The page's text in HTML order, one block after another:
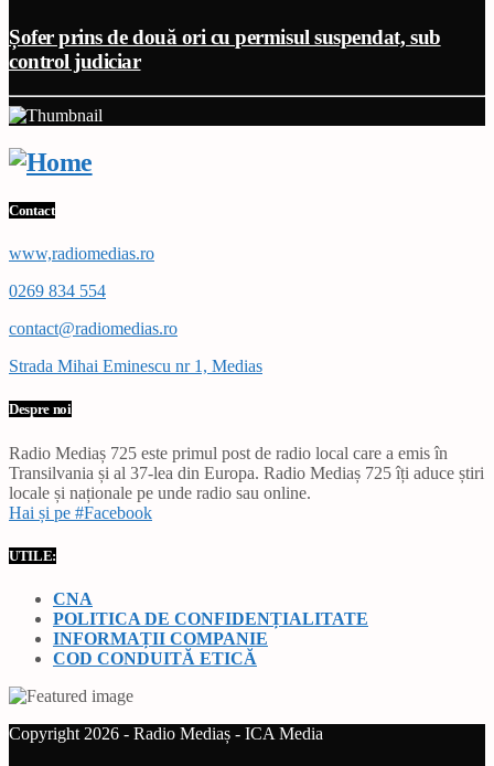
Șofer prins de două ori cu permisul suspendat, sub
control judiciar
Contact
www,radiomedias.ro
0269 834 554
contact@radiomedias.ro
Strada Mihai Eminescu nr 1, Medias
Despre noi
Radio Mediaș 725 este primul post de radio local care a emis în
Transilvania și al 37-lea din Europa. Radio Mediaș 725 îți aduce știri
locale și naționale pe unde radio sau online.
Hai și pe #Facebook
UTILE:
CNA
POLITICA DE CONFIDENȚIALITATE
INFORMAȚII COMPANIE
COD CONDUITĂ ETICĂ
Copyright 2026 - Radio Mediaș - ICA Media